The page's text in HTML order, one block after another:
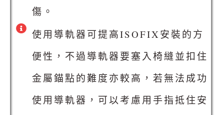
傷。
使用導軌器可提高ISOFIX安裝的方
便性，不過導軌器要塞入椅縫並扣住
金屬錨點的難度亦較高，若無法成功
使用導軌器，可以考慮用手指抵住安